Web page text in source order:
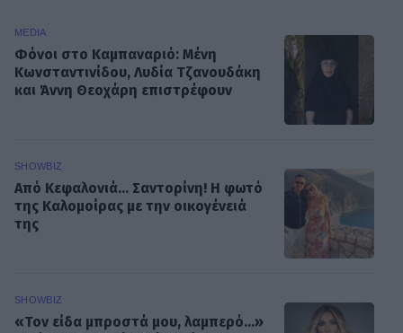
MEDIA
Φόνοι στο Καμπαναριό: Μένη
Κωνσταντινίδου, Λυδία Τζανουδάκη
και Άννη Θεοχάρη επιστρέφουν
SHOWBIZ
Από Κεφαλονιά... Σαντορίνη! Η φωτό
της Καλομοίρας με την οικογένειά
της
SHOWBIZ
«Τον είδα μπροστά μου, λαμπερό…»